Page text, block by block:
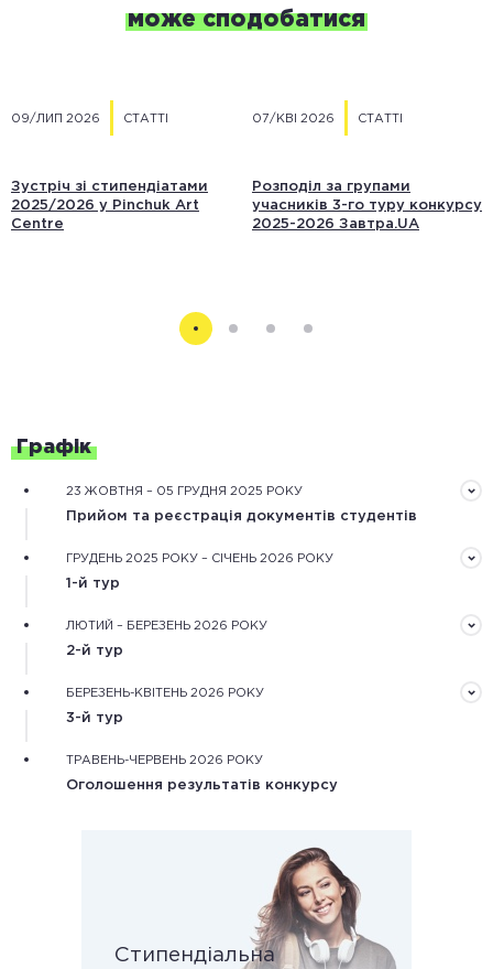
може сподобатися
Зустріч зі стипендіатами
2025/2026 у Pinchuk Art
Centre
09/ЛИП 2026 СТАТТІ
Розподіл за групами
учасників 3-го туру конкурсу
2025-2026 Завтра.UA
07/КВІ 2026 СТАТТІ
Графік
23 ЖОВТНЯ – 05 ГРУДНЯ 2025 РОКУ
Прийом та реєстрація документів студентів
ГРУДЕНЬ 2025 РОКУ – СІЧЕНЬ 2026 РОКУ
1-й тур
Обробка зареєстрованих документів та оцінювання
обґрунтування дослідження.
ЛЮТИЙ – БЕРЕЗЕНЬ 2026 РОКУ
2-й тур
конкурсантів.
БЕРЕЗЕНЬ-КВІТЕНЬ 2026 РОКУ
3-й тур
ТРАВЕНЬ-ЧЕРВЕНЬ 2026 РОКУ
Оголошення результатів конкурсу
Стипендіальна